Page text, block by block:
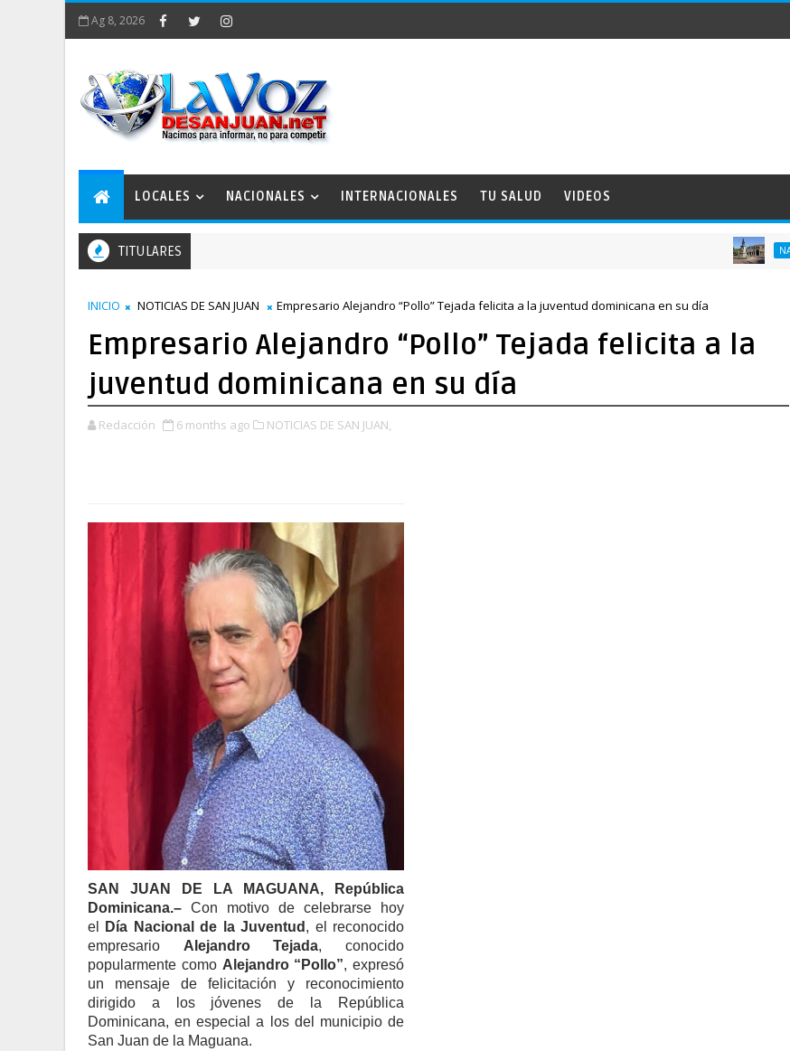
Ag 8, 2026
LOCALES NACIONALES INTERNACIONALES TU SALUD VIDEOS
TITULARES NACIONALES
INICIO NOTICIAS DE SAN JUAN Empresario Alejandro “Pollo” Tejada felicita a la juventud dominicana en su día
Empresario Alejandro “Pollo” Tejada felicita a la
juventud dominicana en su día
Redacción 6 months ago NOTICIAS DE SAN JUAN,
SAN JUAN DE LA MAGUANA, República
Dominicana.– Con motivo de celebrarse hoy
el
Día Nacional de la Juventud , el reconocido
empresario Alejandro Tejada, conocido
popularmente como Alejandro “Pollo”, expresó
un mensaje de felicitación y reconocimiento
dirigido a los jóvenes de la República
Dominicana, en especial a los del municipio de
San Juan de la Maguana.